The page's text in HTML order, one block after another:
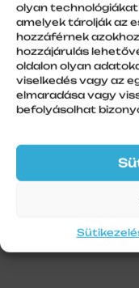
olyan technológiákat
amelyek tárolják az
hozzáférnek
hozzájárulás
oldalon olyan
viselkedés vagy az
elmaradása vagy
befolyásolhat
További
Szín
Szálhossz